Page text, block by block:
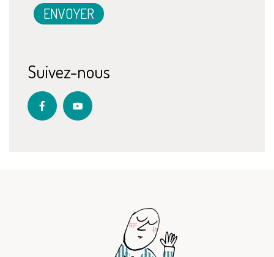
Suivez-nous